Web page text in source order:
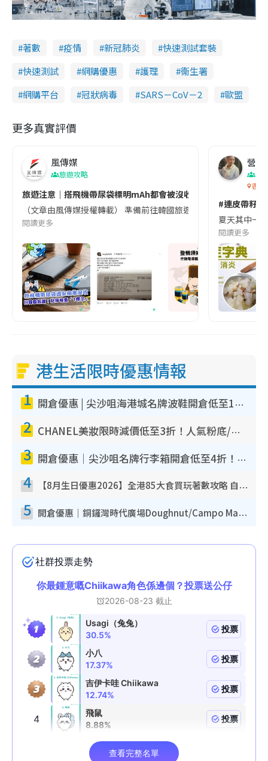
著數 疫情 新冠肺炎
快速測試套裝
快速測試
網購優惠 護理
衞生署
網購平台
冠狀病毒 SARS－CoV－2 歐盟
更多真實評價
風傳媒
旅遊攻略
旅遊注意｜搭飛機帶尿袋標明mAh都會被沒收😱出發前切記檢查
（文章由風傳媒授權轉載） 準備前往韓國旅遊的民眾，近期要
閱讀更多
營養
香港
#連皮帶籽
夏天其中一
閱讀更多
港生活限時優惠情報
1 開倉優惠 | 尖沙咀海港城名牌波鞋開倉低至1折！On鞋$899起／Joy&Peace鞋履$98起
2 CHANEL美妝限時減價低至3折！人氣粉底/唇膏/精華液低至$275！COCO香水都有平
3 開倉優惠｜尖沙咀名牌行李箱開倉低至4折！一連5日 American Tourister/ace./Hallmark $200起！
4 【8月生日優惠2026】全港85大食買玩著數攻略 自助餐/火鍋放題同行免費＋誠品/DONKI送現金券
5 開倉優惠｜銅鑼灣時代廣場Doughnut/Campo Marzio開倉低至1折！背囊、書包、手袋劈價$200起